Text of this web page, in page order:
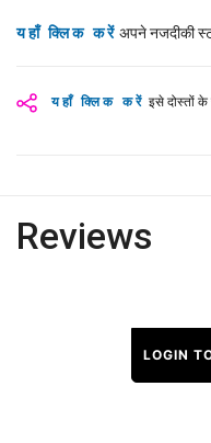
यहाँ क्लिक करें इसे दोस्तों
यहाँ क्लिक करें अपने नजदीकी
Reviews
LOGIN